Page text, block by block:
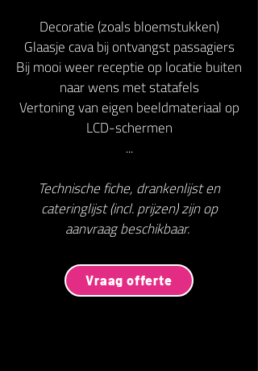
Decoratie (zoals bloemstukken)
Glaasje cava bij ontvangst passagiers
Bij mooi weer receptie op locatie buiten
naar wens met statafels
Vertoning van eigen beeldmateriaal op
LCD-schermen
...
Technische fiche, drankenlijst en
cateringlijst (incl. prijzen) zijn op
aanvraag beschikbaar.
Vraag offerte